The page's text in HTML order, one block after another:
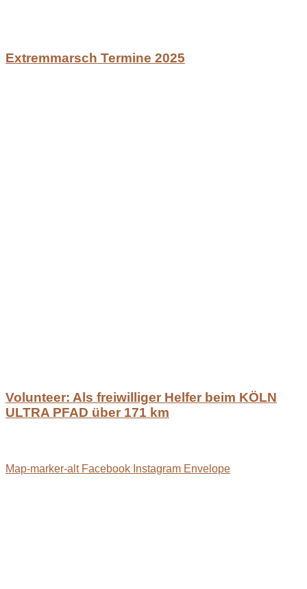
Extremmarsch Termine 2025
Volunteer: Als freiwilliger Helfer beim KÖLN
ULTRA PFAD über 171 km
Map-marker-alt Facebook Instagram Envelope